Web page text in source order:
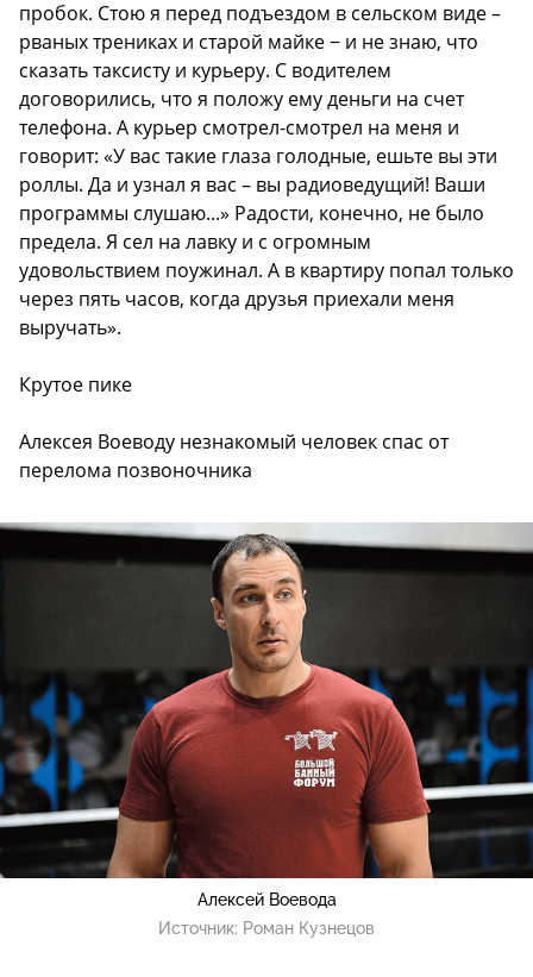
пробок. Стою я перед подъездом в сельском виде –
рваных трениках и старой майке − и не знаю, что
сказать таксисту и курьеру. С водителем
договорились, что я положу ему деньги на счет
телефона. А курьер смотрел-смотрел на меня и
говорит: «У вас такие глаза голодные, ешьте вы эти
роллы. Да и узнал я вас – вы радиоведущий! Ваши
программы слушаю...» Радости, конечно, не было
предела. Я сел на лавку и с огромным
удовольствием поужинал. А в квартиру попал только
через пять часов, когда друзья приехали меня
выручать».
Крутое пике
Алексея Воеводу незнакомый человек спас от
перелома позвоночника
Алексей Воевода
Источник: Роман Кузнецов